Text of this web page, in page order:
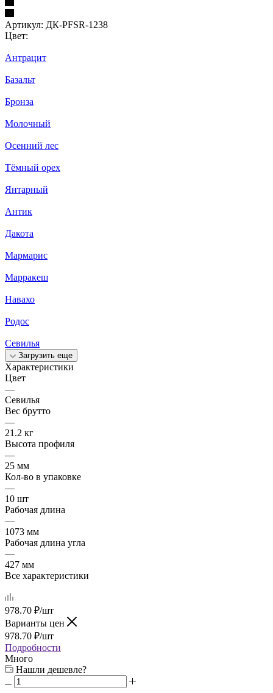
Артикул: ДК-PFSR-1238
Цвет:
Антрацит
Базальт
Бронза
Молочный
Осенний лес
Тёмный орех
Янтарный
Антик
Дакота
Мармарис
Марракеш
Навахо
Родос
Севилья
Загрузить еще
Характеристики
Цвет
—
Севилья
Вес брутто
—
21.2 кг
Высота профиля
—
25 мм
Кол-во в упаковке
—
10 шт
Рабочая длина
—
1073 мм
Рабочая длина угла
—
427 мм
Все характеристики
978.70 ₽/шт
Варианты цен
978.70 ₽/шт
Подробности
Много
Нашли дешевле?